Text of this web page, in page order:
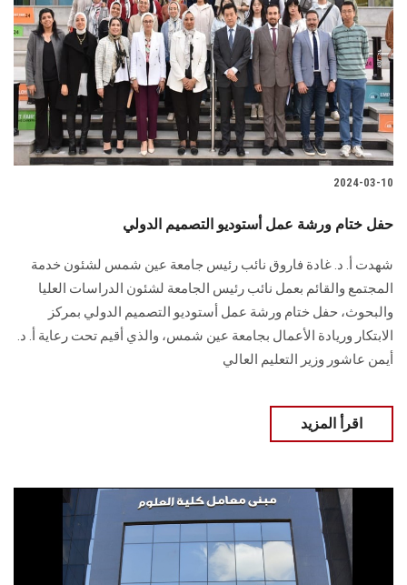
2024-03-10
حفل ختام ورشة عمل أستوديو التصميم الدولي
شهدت أ. د. غادة فاروق نائب رئيس جامعة عين شمس لشئون خدمة
المجتمع ‏والقائم بعمل نائب رئيس الجامعة لشئون الدراسات العليا
والبحوث، حفل ختام ورشة عمل ‏أستوديو التصميم الدولي بمركز
الابتكار وريادة الأعمال بجامعة عين شمس، والذي أقيم تحت ‏رعاية أ. د.
أيمن عاشور وزير التعليم العالي
اقرأ المزيد